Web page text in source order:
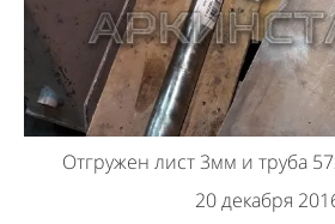
Отгружен лист 3мм и труба
20 декабря